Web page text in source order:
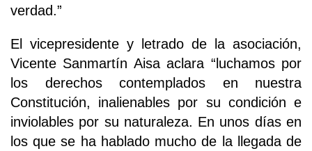
verdad.”
El vicepresidente y letrado de la asociación,
Vicente Sanmartín Aisa aclara “luchamos por
los derechos contemplados en nuestra
Constitución, inalienables por su condición e
inviolables por su naturaleza. En unos días en
los que se ha hablado mucho de la llegada de